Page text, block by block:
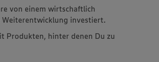
von einem wirtschaftlich
Weiterentwicklung investiert.
Produkten, hinter denen Du zu